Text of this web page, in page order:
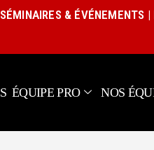
SÉMINAIRES & ÉVÉNEMENTS |
ÉQUIPE PRO NOS
Fan